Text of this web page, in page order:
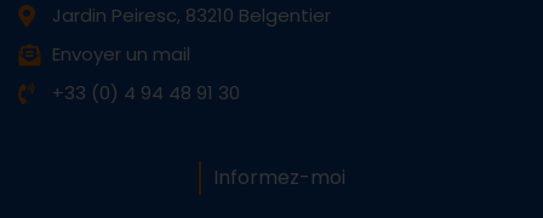
Jardin Peiresc, 83210 Belgentier
Envoyer un mail
+33 (0) 4 94 48 91 30
Informez-moi